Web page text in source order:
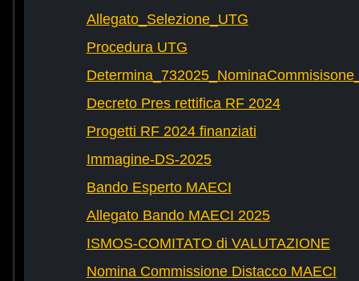
Allegato_Selezione_UTG
Procedura UTG
Decreto Pres rettifica RF 2024
Progetti RF 2024 finanziati
Immagine-DS-2025
Bando Esperto MAECI
Allegato Bando MAECI 2025
ISMOS-COMITATO di VALUTAZIONE
Nomina Commissione Distacco MAECI